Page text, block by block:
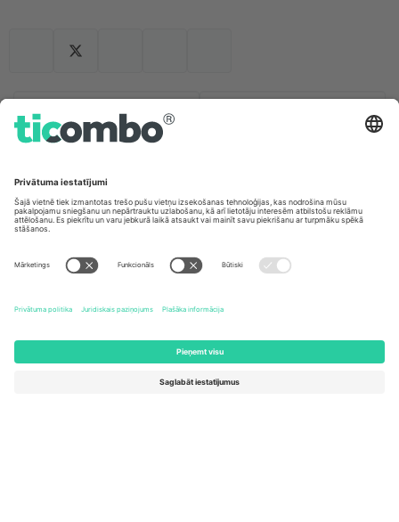
Biroji un atbalsts
Germany
Unter den Linden 24, 10117
Berlin, Germany
United Kingdom
Kingdom
United States
Newark, Delaware 19713, United
Switzerland
Engelberg, Switzerland